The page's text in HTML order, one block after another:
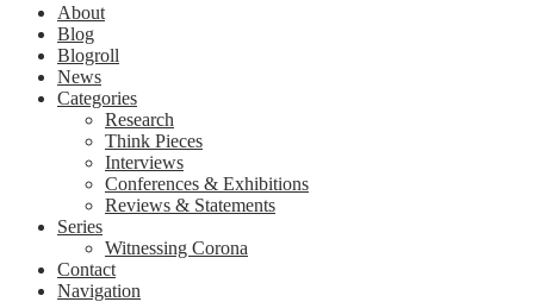
About
Blog
Blogroll
News
Categories
Research
Think Pieces
Interviews
Conferences & Exhibitions
Reviews & Statements
Series
Witnessing Corona
Contact
Navigation